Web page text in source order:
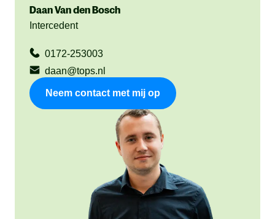
Daan Van den Bosch
Intercedent
0172-253003
daan@tops.nl
Neem contact met mij op